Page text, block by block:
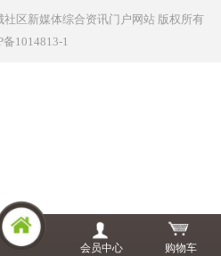
区新媒体综合资讯门户网站版权所有
备1014813-1
会员中心 购物车